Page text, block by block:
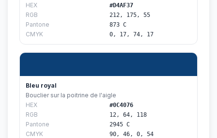
HEX
#D4AF37
RGB 212, 175, 55
Pantone 873 C
CMYK 0, 17, 74, 17
Bleu royal
Bouclier sur la poitrine de l'aigle
HEX
#0C4076
RGB 12, 64, 118
Pantone 2945 C
CMYK 90, 46, 0, 54